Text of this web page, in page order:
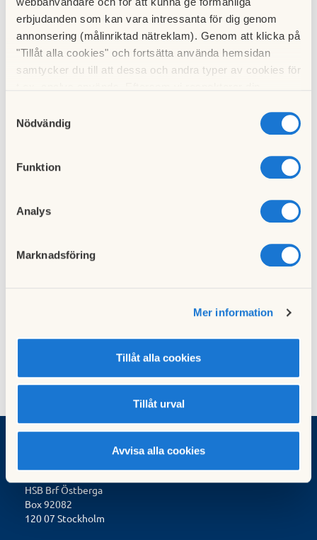
erbjudanden som kan vara intressanta för dig genom
annonsering (målinriktad nätreklam). Genom att klicka på
"Tillåt alla cookies" och fortsätta använda hemsidan
samtycker du till att dessa och andra typer av cookies för
cookies och välja att endast tillåta ett urval.
Nödvändig
Funktion
Analys
Marknadsföring
Mer information
Tillåt alla cookies
Tillåt urval
Avvisa alla cookies
OBS! Betala ej denna felaktiga avi, utan invänta rättelse,
vilken är på gång att skickas ut!
Till nyhetslistan
Föregående nyhet
Nästa nyhet
Information från styrelsen angående
13 maj 2025
HSB Brf Östberga
Box92082
120 07 Stockholm